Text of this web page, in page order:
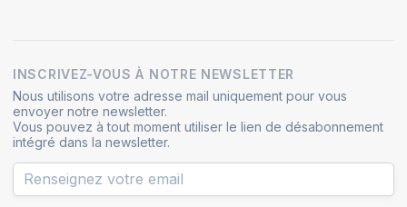
INSCRIVEZ-VOUS À NOTRE NEWSLETTER
Nous utilisons votre adresse mail uniquement pour vous
envoyer notre newsletter.
Vous pouvez à tout moment utiliser le lien de désabonnement
intégré dans la newsletter.